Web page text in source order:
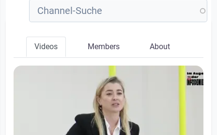
Videos Members About